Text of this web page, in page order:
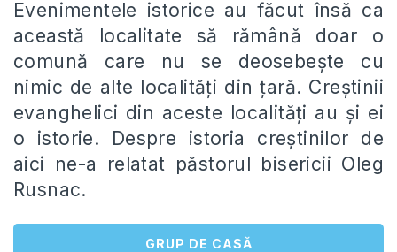
Evenimentele istorice au făcut însă ca
această localitate să rămână doar o
comună care nu se deosebește cu
nimic de alte localități din țară. Creștinii
evanghelici din aceste localități au și ei
o istorie. Despre istoria creștinilor de
aici ne-a relatat păstorul bisericii Oleg
Rusnac.
GRUP DE CASĂ